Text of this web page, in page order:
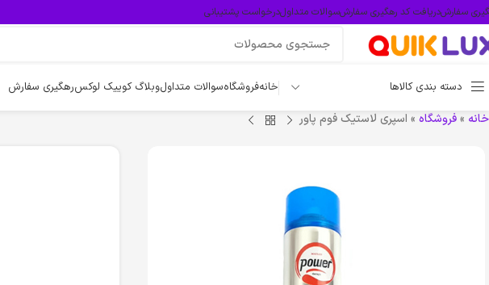
سفارشدریافت کد رهگیری سفارشسوالات متداولدرخواست پشتیبانی
دسته بندی کالاها خانهفروشگاهسوالات متداولوبلاگ کوییک لوکسرهگیری سفارش
خانه »فروشگاه » اسپری لاستیک فوم پاور